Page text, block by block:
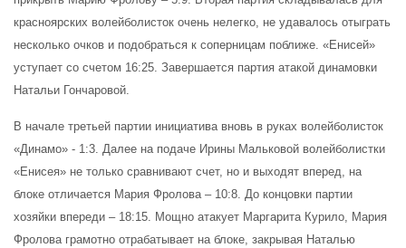
красноярских волейболисток очень нелегко, не удавалось отыграть
несколько очков и подобраться к соперницам поближе. «Енисей»
уступает со счетом 16:25. Завершается партия атакой динамовки
Натальи Гончаровой.
В начале третьей партии инициатива вновь в руках волейболисток
«Динамо» - 1:3. Далее на подаче Ирины Мальковой волейболистки
«Енисея» не только сравнивают счет, но и выходят вперед, на
блоке отличается Мария Фролова – 10:8. До концовки партии
хозяйки впереди – 18:15. Мощно атакует Маргарита Курило, Мария
Фролова грамотно отрабатывает на блоке, закрывая Наталью